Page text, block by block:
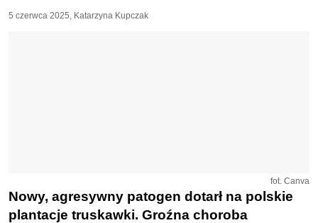
5 czerwca 2025, Katarzyna Kupczak
fot. Canva
Nowy, agresywny patogen dotarł na polskie
plantacje truskawki. Groźna choroba